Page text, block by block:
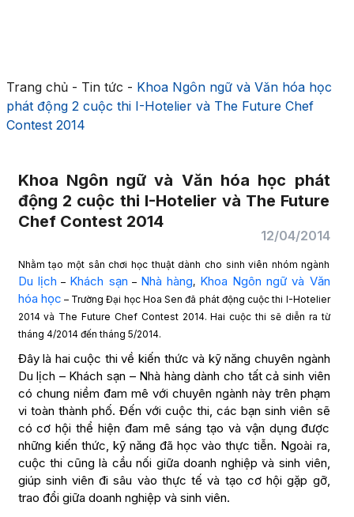
Trang chủ- Tin tức - Khoa Ngôn ngữ và Văn hóa học
phát động 2 cuộc thi I-Hotelier và The Future Chef
Contest 2014
Khoa Ngôn ngữ và Văn hóa học phát
động 2 cuộc thi I-Hotelier và The Future
Chef Contest 2014
12/04/2014
Nhằm tạo một sân chơi học thuật dành cho sinh viên nhóm ngành
Du lịch – Khách sạn – Nhà hàng, Khoa Ngôn ngữ và Văn
hóa học – Trường Đại học Hoa Sen đã phát động cuộc thi I-Hotelier
2014 và The Future Chef Contest 2014. Hai cuộc thi sẽ diễn ra từ
tháng 4/2014 đến tháng 5/2014.
Đây là hai cuộc thi về kiến thức và kỹ năng chuyên ngành
Du lịch – Khách sạn – Nhà hàng dành cho tất cả sinh viên
có chung niềm đam mê với chuyên ngành này trên phạm
vi toàn thành phố. Đến với cuộc thi, các bạn sinh viên sẽ
có cơ hội thể hiện đam mê sáng tạo và vận dụng được
những kiến thức, kỹ năng đã học vào thực tiễn. Ngoài ra,
cuộc thi cũng là cầu nối giữa doanh nghiệp và sinh viên,
giúp sinh viên đi sâu vào thực tế và tạo cơ hội gặp gỡ,
trao đổi giữa doanh nghiệp và sinh viên.